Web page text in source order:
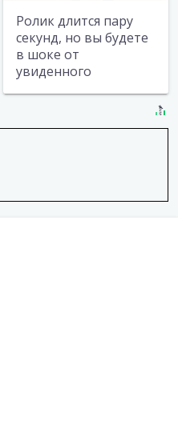
Ролик длится пару
секунд, но вы будете
в шоке от
увиденного